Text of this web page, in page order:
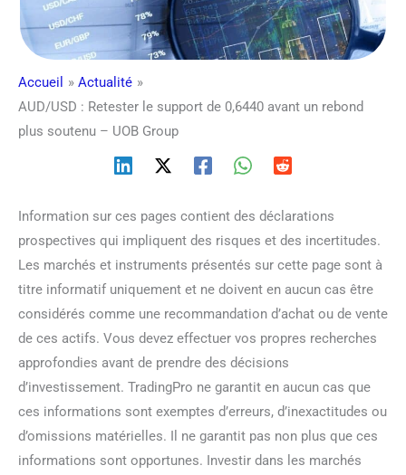
Accueil
Actualité
AUD/USD : Retester le support de 0,6440 avant un rebond
plus soutenu – UOB Group
Information sur ces pages contient des déclarations
prospectives qui impliquent des risques et des incertitudes.
Les marchés et instruments présentés sur cette page sont à
titre informatif uniquement et ne doivent en aucun cas être
considérés comme une recommandation d’achat ou de vente
de ces actifs. Vous devez effectuer vos propres recherches
approfondies avant de prendre des décisions
d’investissement. TradingPro ne garantit en aucun cas que
ces informations sont exemptes d’erreurs, d’inexactitudes ou
d’omissions matérielles. Il ne garantit pas non plus que ces
informations sont opportunes. Investir dans les marchés